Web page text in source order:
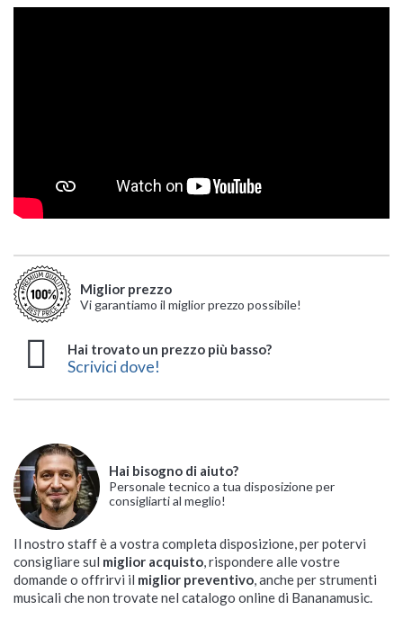
Miglior prezzo
Vi garantiamo il miglior prezzo possibile!
Hai trovato un prezzo più basso?
Scrivici dove!
Hai bisogno di aiuto?
Personale tecnico a tua disposizione per
consigliarti al meglio!
Il nostro staff è a vostra completa disposizione, per potervi
consigliare sul miglior acquisto, rispondere alle vostre
domande o offrirvi il miglior preventivo, anche per strumenti
musicali che non trovate nel catalogo online di Bananamusic.